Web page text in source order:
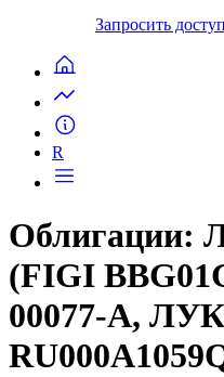
Запросить доступ
R
Облигации:
(FIGI
00077-A,